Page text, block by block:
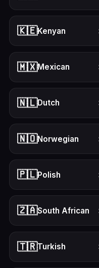
🇰🇪Kenyan
🇲🇽Mexican
🇳🇱Dutch
🇳🇴Norwegian
🇵🇱Polish
🇿🇦South African
🇹🇷Turkish